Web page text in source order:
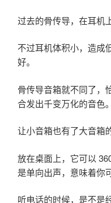
过去的骨传导，在耳机
不过耳机体积小，造成
好。
骨传导音箱就不同了，
合发出千变万化的音色。
让小音箱也有了大音箱
放在桌面上，它可以
是单向出声，意味着你
听电话的时候，是不是